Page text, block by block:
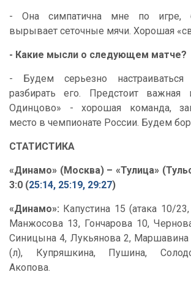
- Она симпатична мне по игре,
вырывает сеточные мячи. Хорошая
- Какие мысли о следующем матче?
- Будем серьезно настраиваться
разбирать его. Предстоит важная
Одинцово» - хорошая команда,
место в чемпионате России. Будем
СТАТИСТИКА
«Динамо» (Москва) – «Тулица»
3:0 (25:14, 25:19, 29:27)
«Динамо»: Капустина 15 (атака 10/
Манжосова 13, Гончарова 10,
Синицына 4, Лукьянова 2, Маршавина
(л), Купряшкина, Пушина,
Акопова.